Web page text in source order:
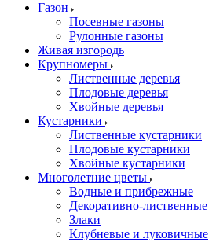
Газон
Посевные газоны
Рулонные газоны
Живая изгородь
Крупномеры
Лиственные деревья
Плодовые деревья
Хвойные деревья
Кустарники
Лиственные кустарники
Плодовые кустарники
Хвойные кустарники
Многолетние цветы
Водные и прибрежные
Декоративно-лиственные
Злаки
Клубневые и луковичные